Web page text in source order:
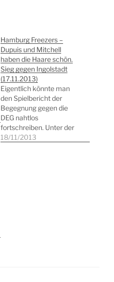
Hamburg Freezers –
Dupuis und Mitchell
haben die Haare schön.
Sieg gegen Ingolstadt
(17.11.2013)
Eigentlich könnte man
den Spielbericht der
Begegnung gegen die
DEG nahtlos
fortschreiben. Unter der
eher bescheidenen
18/11/2013